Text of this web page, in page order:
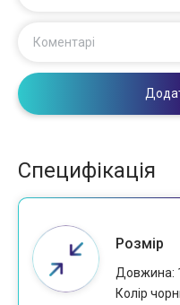
Коментарі
Специфікація
Розмір
Довжина:
Колір